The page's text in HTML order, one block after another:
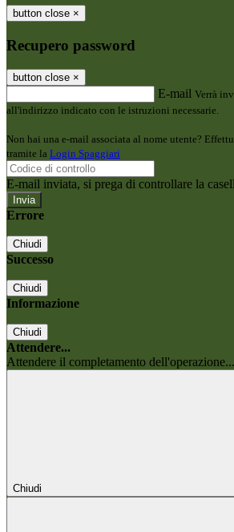
button close ×
Recupero password
button close ×
E-mail Verrà
all'indirizzo indicato con le istruzioni necessarie.
Non hai una e-mail associata al nome utente?
tramite la Login Spaggiari
E-mail inviata, si prega di controllare la
Errore
Chiudi
Successo
Chiudi
Informazione
Chiudi
Attendere...
Attendere il completamento dell'operazione...
Chiudi